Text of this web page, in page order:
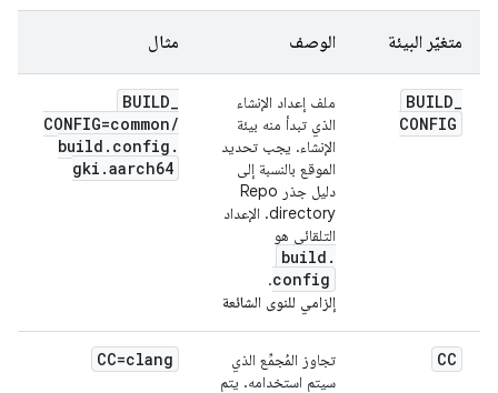
متغيّر البيئة الوصف مثال
BUILD_
CONFIG
ملف إعداد الإنشاء
الذي تبدأ منه بيئة
الإنشاء. يجب تحديد
الموقع بالنسبة إلى
دليل جذر Repo
directory. الإعداد
التلقائي هو
build .
config
.
إلزامي للنوى الشائعة
BUILD_
CONFIG=common/
build . config .
gki .aarch64
CC
تجاوز المُجمِّع الذي
سيتم استخدامه. يتم
CC=clang